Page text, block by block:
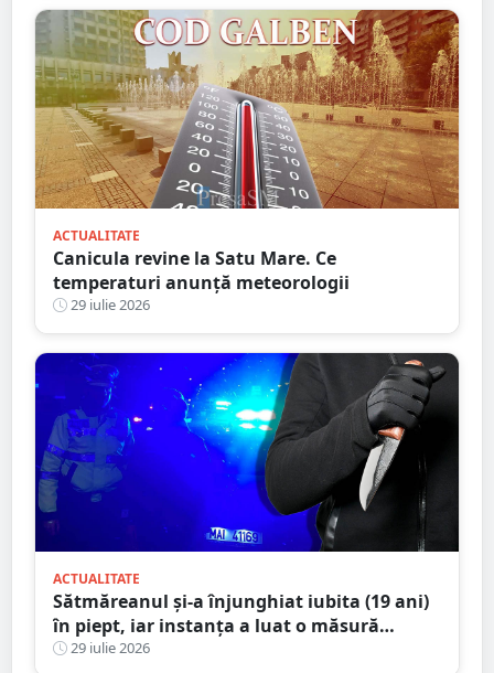
ACTUALITATE
Canicula revine la Satu Mare. Ce
temperaturi anunță meteorologii
29 iulie 2026
ACTUALITATE
Sătmăreanul și-a înjunghiat iubita (19 ani)
în piept, iar instanța a luat o măsură
radicală
29 iulie 2026